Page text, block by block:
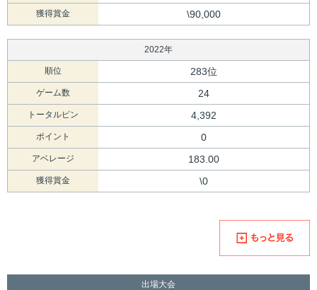
獲得賞金 \90,000
2022年
順位 283位
ゲーム数 24
トータルピン 4,392
ポイント 0
アベレージ 183.00
獲得賞金 \0
出場大会